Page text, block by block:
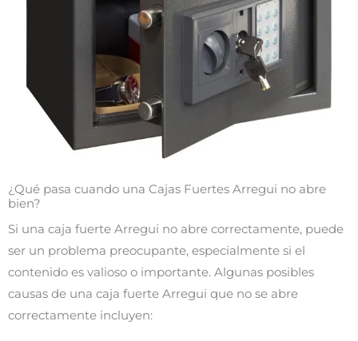
¿Qué pasa cuando una Cajas Fuertes Arregui no abre
bien?
Si una caja fuerte Arregui no abre correctamente, puede
ser un problema preocupante, especialmente si el
contenido es valioso o importante. Algunas posibles
causas de una caja fuerte Arregui que no se abre
correctamente incluyen: